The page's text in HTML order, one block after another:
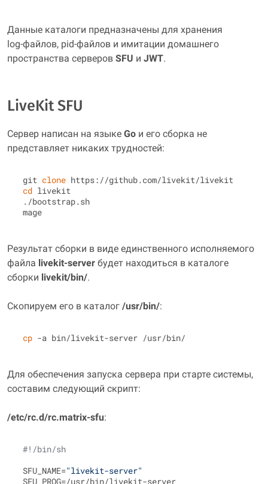
Данные каталоги предназначены для хранения
log‑файлов, pid‑файлов и имитации домашнего
пространства серверов SFU и JWT.
LiveKit SFU
Сервер написан на языке Go и его сборка не
представляет никаких трудностей:
git clone https://github.com/livekit/livekit
cd livekit
./bootstrap.sh
mage
Результат сборки в виде единственного исполняемого
файла livekit‑server будет находиться в каталоге
сборки livekit/bin/.
Скопируем его в каталог /usr/bin/:
cp
Для обеспечения запуска сервера при старте системы,
составим следующий скрипт:
/etc/rc.d/rc.matrix-sfu:
#!/bin/sh
SFU_NAME="livekit-server"
SFU_PROG=/usr/bin/livekit-server